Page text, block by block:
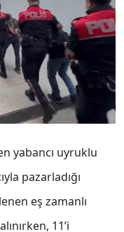
yabancı uyruklu
pazarladığı
eş zamanlı
11’i